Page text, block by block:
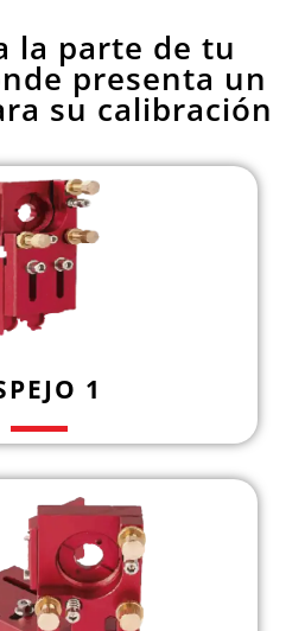
la parte de tu
presenta un
su calibración
1